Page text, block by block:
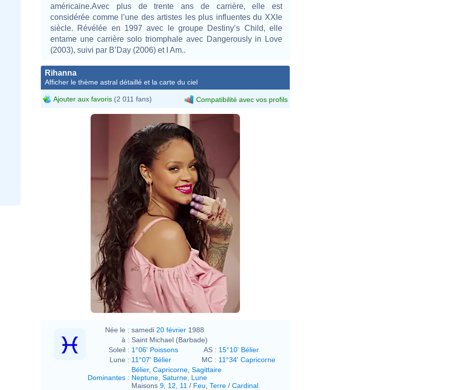
américaine.Avec plus de trente ans de carrière, elle est
considérée comme l’une des artistes les plus influentes du XXIe
siècle. Révélée en 1997 avec le groupe Destiny’s Child, elle
entame une carrière solo triomphale avec Dangerously in Love
(2003), suivi par B’Day (2006) et I Am..
Rihanna
Afficher le thème astral détaillé et la carte du ciel
Ajouter aux favoris (2 011 fans) Compatibilité avec vos profils
Née le : samedi 20 février 1988
à : Saint Michael (Barbade)
Soleil : 1°06' Poissons AS : 15°10' Bélier
Lune : 11°07' Bélier MC : 11°34' Capricorne
Dominantes :
Bélier, Capricorne Sagittaire
Neptune Saturne Lune
Maisons 9 12 11 / Feu Terre / Cardinal